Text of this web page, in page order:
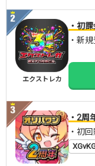
エクストレカ
・初
・新
・2周
・初